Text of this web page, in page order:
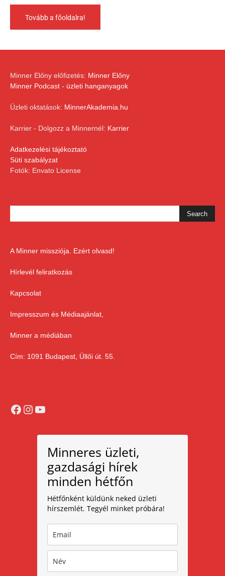
Tovább a főoldalra!
Minner Előny előfizetés: Minner Előny
Minner Podcast - üzleti hanganyagok
Üzleti oktatások: MinnerAkademia.hu
Karrier - Dolgozz a Minnernél: Karrier
Adatkezelési tájékoztató
Süti szabályzat
Fotók: Envato License
A Minner missziója. Ezért olvasd!
Hírlevél feliratkozás
Kapcsolat
Impresszum és Médiaajánlat,
Minner a médiában
Cím: 1091 Budapest, Üllői út. 55.
Facebook
Instagram
YouTube
Minneres üzleti,
gazdasági hírek
minden hétfőn
Hétfőnként küldünk neked üzleti
hírszemlét. Tegyél minket próbára!